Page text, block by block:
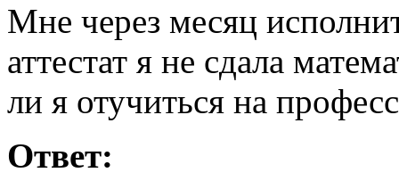
Мне через месяц
аттестат я не сдала
ли я отучиться на
Ответ: